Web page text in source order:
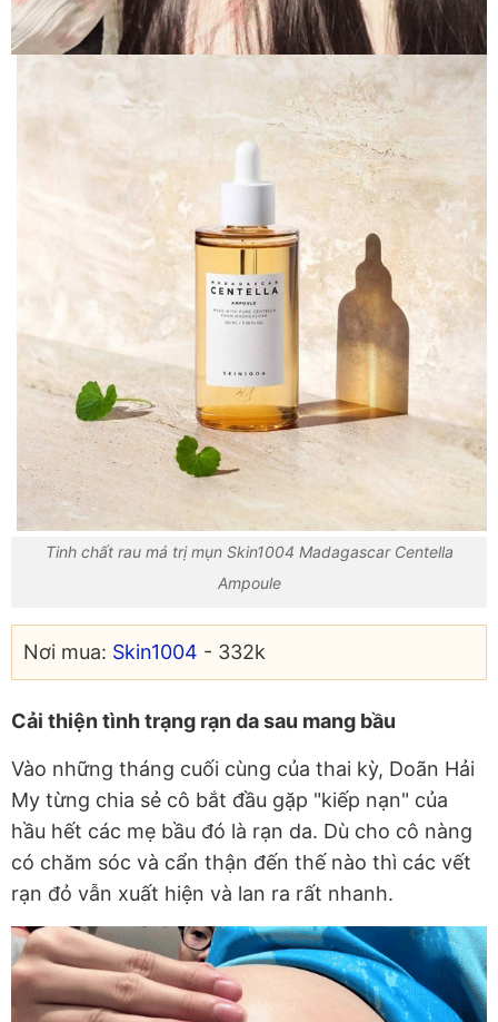
Tinh chất rau má trị mụn Skin1004 Madagascar Centella
Ampoule
Nơi mua: Skin1004 - 332k
Cải thiện tình trạng rạn da sau mang bầu
Vào những tháng cuối cùng của thai kỳ, Doãn Hải
My từng chia sẻ cô bắt đầu gặp "kiếp nạn" của
hầu hết các mẹ bầu đó là rạn da. Dù cho cô nàng
có chăm sóc và cẩn thận đến thế nào thì các vết
rạn đỏ vẫn xuất hiện và lan ra rất nhanh.